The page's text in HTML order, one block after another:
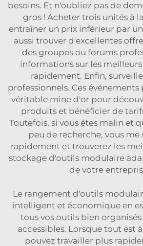
besoins. Et n'oubliez pas de
gros ! Acheter trois unités à
entraîner un prix inférieur par
aussi trouver d'excellentes
des groupes ou forums
informations sur les
rapidement. Enfin,
professionnels. Ces
véritable mine d'or pour
produits et bénéficier de
Toutefois, si vous êtes malin et
peu de recherche, vous me
rapidement et trouverez les
stockage d'outils modulaire
de votre
Le rangement d'outils
intelligent et économique en
tous vos outils bien
accessibles. Lorsque tout est
pouvez travailler plus